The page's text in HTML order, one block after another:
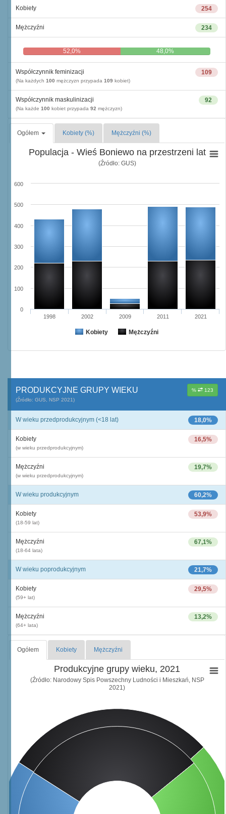
254
Kobiety
234
Mężczyźni
52,0% 48,0%
109
Współczynnik feminizacji
(Na każdych 100 mężczyzn przypada 109 kobiet)
92
Współczynnik maskulinizacji
(Na każde 100 kobiet przypada 92 mężczyzn)
Ogółem Kobiety (%) Mężczyźni (%)
Populacja - Wieś Boniewo na przestrzeni lat
(Źródło: GUS)
Kobiety Mężczyźni
1998 2002 2009 2011 2021
0
100
200
300
400
500
600
% 123
PRODUKCYJNE GRUPY WIEKU
(Źródło: GUS, NSP 2021)
18,0%
W wieku przedprodukcyjnym (<18 lat)
16,5%
Kobiety
(w wieku przedprodukcyjnym)
19,7%
Mężczyźni
(w wieku przedprodukcyjnym)
60,2%
W wieku produkcyjnym
53,9%
Kobiety
(18-59 lat)
67,1%
Mężczyźni
(18-64 lata)
21,7%
W wieku poprodukcyjnym
29,5%
Kobiety
(59+ lat)
13,2%
Mężczyźni
(64+ lata)
Ogółem Kobiety Mężczyźni
Produkcyjne grupy wieku, 2021
(Źródło: Narodowy Spis Powszechny Ludności i Mieszkań, NSP
2021)